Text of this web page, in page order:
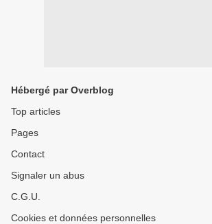
Hébergé par Overblog
Top articles
Pages
Contact
Signaler un abus
C.G.U.
Cookies et données personnelles